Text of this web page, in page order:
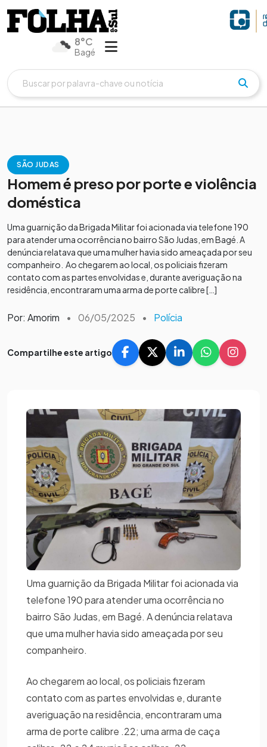
8°C
Bagé
SÃO JUDAS
Homem é preso por porte e violência
doméstica
Uma guarnição da Brigada Militar foi acionada via telefone 190
para atender uma ocorrência no bairro São Judas, em Bagé. A
denúncia relatava que uma mulher havia sido ameaçada por seu
companheiro. Ao chegarem ao local, os policiais fizeram
contato com as partes envolvidas e, durante averiguação na
residência, encontraram uma arma de porte calibre […]
Por: Amorim • 06/05/2025 • Polícia
Compartilhe este artigo
Uma guarnição da Brigada Militar foi acionada via
telefone 190 para atender uma ocorrência no
bairro São Judas, em Bagé. A denúncia relatava
que uma mulher havia sido ameaçada por seu
companheiro.
Ao chegarem ao local, os policiais fizeram
contato com as partes envolvidas e, durante
averiguação na residência, encontraram uma
arma de porte calibre .22; uma arma de caça